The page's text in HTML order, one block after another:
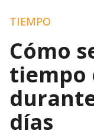
TIEMPO
Cómo
tiempo
días